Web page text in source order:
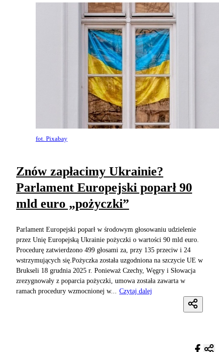
fot. Pixabay
Znów zapłacimy Ukrainie?
Parlament Europejski poparł 90
mld euro „pożyczki”
Parlament Europejski poparł w środowym głosowaniu udzielenie
przez Unię Europejską Ukrainie pożyczki o wartości 90 mld euro.
Procedurę zatwierdzono 499 głosami za, przy 135 przeciw i 24
wstrzymujących się.Pożyczka została uzgodniona na szczycie UE w
Brukseli 18 grudnia 2025 r. Ponieważ Czechy, Węgry i Słowacja
zrezygnowały z poparcia pożyczki, umowa została zawarta w
ramach procedury wzmocnionej w...
Czytaj dalej